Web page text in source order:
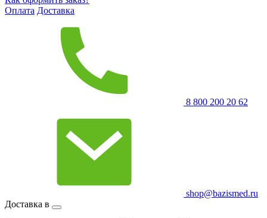
Оплата Доставка
8 800 200 20 62
shop@bazismed.ru
Доставка в